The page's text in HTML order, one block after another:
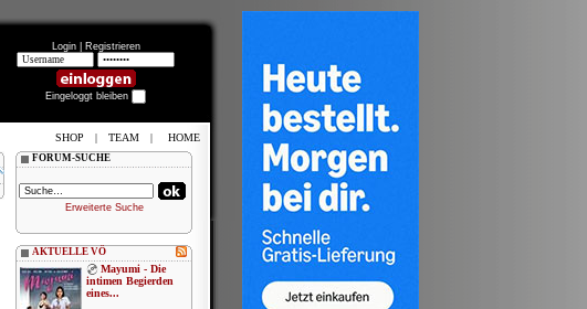
Login | Registrieren
Eingeloggt bleiben
FORUM-SUCHE
Erweiterte Suche
AKTUELLE VÖ
Mayumi - Die
intimen Begierden
eines...
SHOP | TEAM | HOME